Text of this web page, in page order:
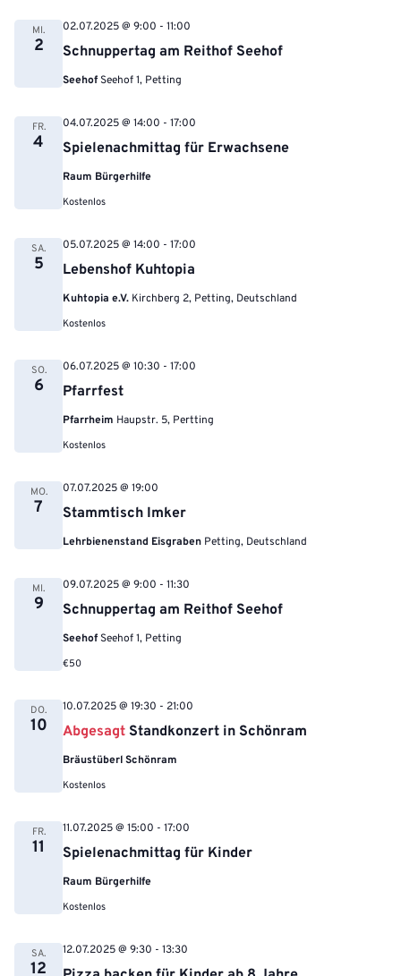
MI.
2 Schnuppertag am Reithof Seehof
02.07.2025 @ 9:00 - 11:00
SeehofSeehof 1, Petting
FR.
4 Spielenachmittag für Erwachsene
04.07.2025 @ 14:00 - 17:00
Raum Bürgerhilfe
Kostenlos
SA.
5 Lebenshof Kuhtopia
05.07.2025 @ 14:00 - 17:00
Kuhtopia e.V. Kirchberg 2, Petting, Deutschland
Kostenlos
SO.
6 Pfarrfest
06.07.2025 @ 10:30 - 17:00
Pfarrheim Haupstr. 5, Pertting
Kostenlos
MO.
7 Stammtisch Imker
07.07.2025 @ 19:00
Lehrbienenstand Eisgraben Petting, Deutschland
MI.
9 Schnuppertag am Reithof Seehof
09.07.2025 @ 9:00 - 11:30
SeehofSeehof 1, Petting
€50
DO.
10 Abgesagt Standkonzert in Schönram
10.07.2025 @ 19:30 - 21:00
Bräustüberl Schönram
Kostenlos
FR.
11 Spielenachmittag für Kinder
11.07.2025 @ 15:00 - 17:00
Raum Bürgerhilfe
Kostenlos
SA.
12
12.07.2025 @ 9:30 - 13:30